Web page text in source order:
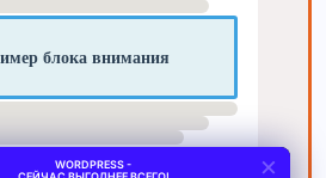
×
WORDPRESS -